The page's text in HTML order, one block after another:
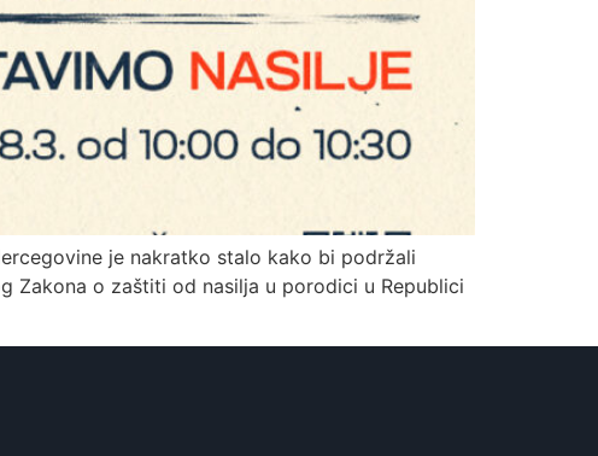
je nakratko stalo kako bi podržali
Zakona o zaštiti od nasilja u porodici u Republici